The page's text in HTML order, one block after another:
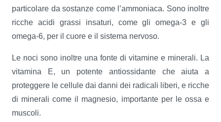
particolare da sostanze come l’ammoniaca. Sono inoltre
ricche acidi grassi insaturi, come gli omega-3 e gli
omega-6, per il cuore e il sistema nervoso.
Le noci sono inoltre una fonte di vitamine e minerali. La
vitamina E, un potente antiossidante che aiuta a
proteggere le cellule dai danni dei radicali liberi, e ricche
di minerali come il magnesio, importante per le ossa e
muscoli.